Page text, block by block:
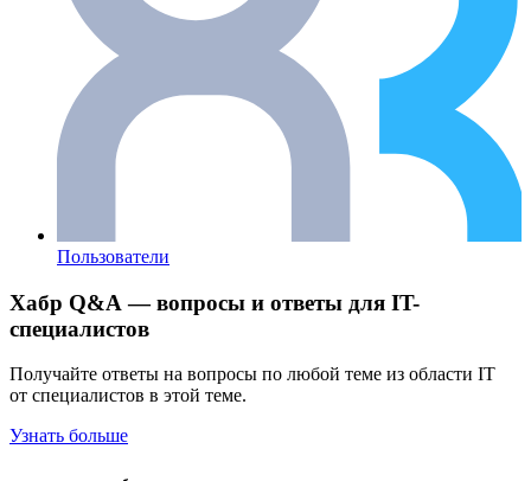
Пользователи
Хабр Q&A — вопросы и ответы для IT-
специалистов
Получайте ответы на вопросы по любой теме из области IT
от специалистов в этой теме.
Узнать больше